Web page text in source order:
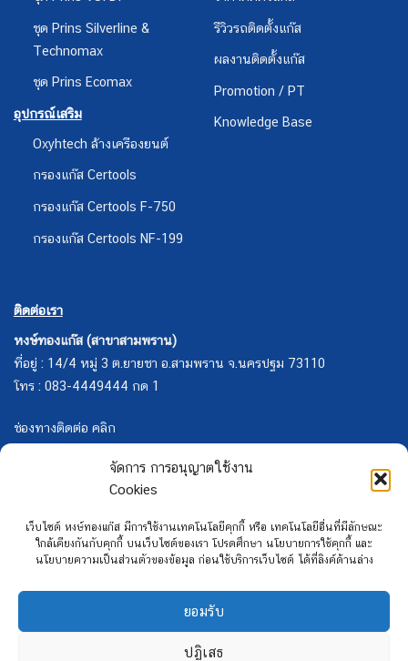
จัดการ การอนุญาตใช้งาน
Cookies
เว็บไซต์ หงษ์ทองแก๊ส มีการใช้งานเทคโนโลยีคุกกี้ หรือ เทคโนโลยีอื่นที่มีลักษณะ
ใกล้เคียงกันกับคุกกี้ บนเว็บไซต์ของเรา โปรดศึกษา นโยบายการใช้คุกกี้ และ
นโยบายความเป็นส่วนตัวของข้อมูล ก่อนใช้บริการเว็บไซต์ ได้ที่ลิงค์ด้านล่าง
ยอมรับ
ปฏิเสธ
ชุด Prins Silverline &
Technomax
ชุด Prins Ecomax
อุปกรณ์เสริม
Oxyhtech ล้างเครืองยนต์
กรองแก๊ส Certools
กรองแก๊ส Certools F-750
กรองแก๊ส Certools NF-199
รีวิวรถติดตั้งแก๊ส
ผลงานติดตั้งแก๊ส
Promotion / PT
Knowledge Base
ติดต่อเรา
หงษ์ทองแก๊ส (สาขาสามพราน)
ที่อยู่ : 14/4 หมู่ 3 ต.ยายชา อ.สามพราน จ.นครปฐม 73110
โทร : 083-4449444 กด 1
ช่องทางติดต่อ คลิก